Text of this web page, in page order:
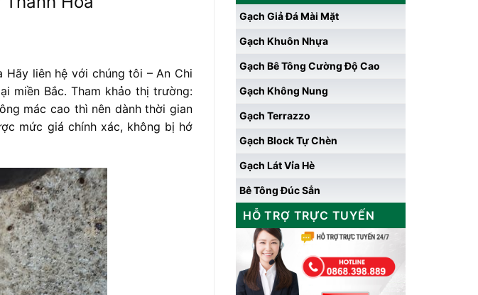
liên hệ với chúng tôi – An Chi
miền Bắc. Tham khảo thị trường:
mác cao thì nên dành thời gian
mức giá chính xác, không bị hớ
Gạch Giả Đá Mài Mặt
Gạch Khuôn Nhựa
Gạch Bê Tông Cường Độ Cao
Gạch Không Nung
Gạch Terrazzo
Gạch Block Tự Chèn
Gạch Lát Vỉa Hè
Bê Tông Đúc Sẳn
HỖ TRỢ TRỰC TUYẾN